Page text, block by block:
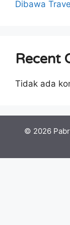
Dibawa
Recent
Tidak ada
© 2026